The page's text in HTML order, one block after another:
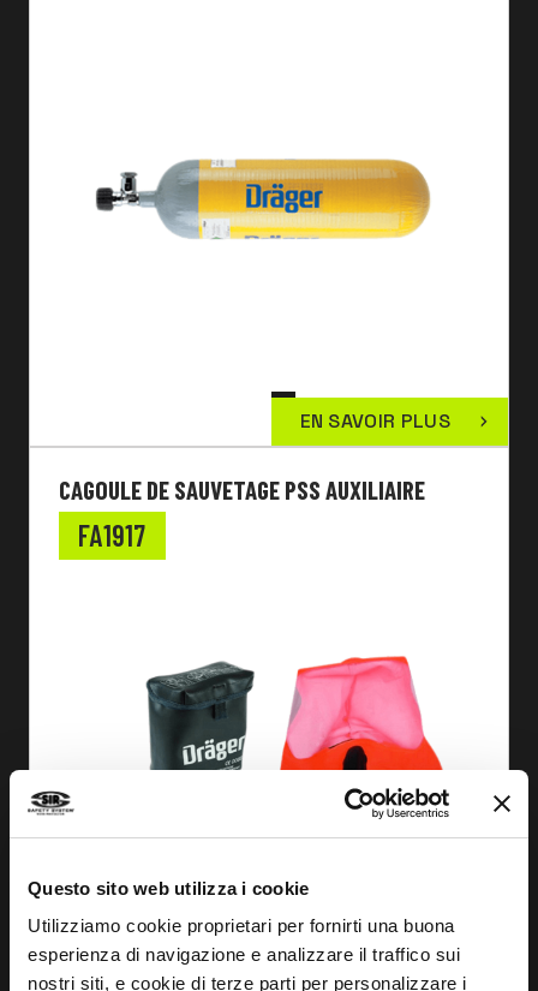
Questo sito web utilizza i cookie
Utilizziamo cookie proprietari per fornirti una buona
esperienza di navigazione e analizzare il traffico sui
nostri siti, e cookie di terze parti per personalizzare i
EN SAVOIR PLUS
CAGOULE DE SAUVETAGE PSS AUXILIAIRE
FA1917